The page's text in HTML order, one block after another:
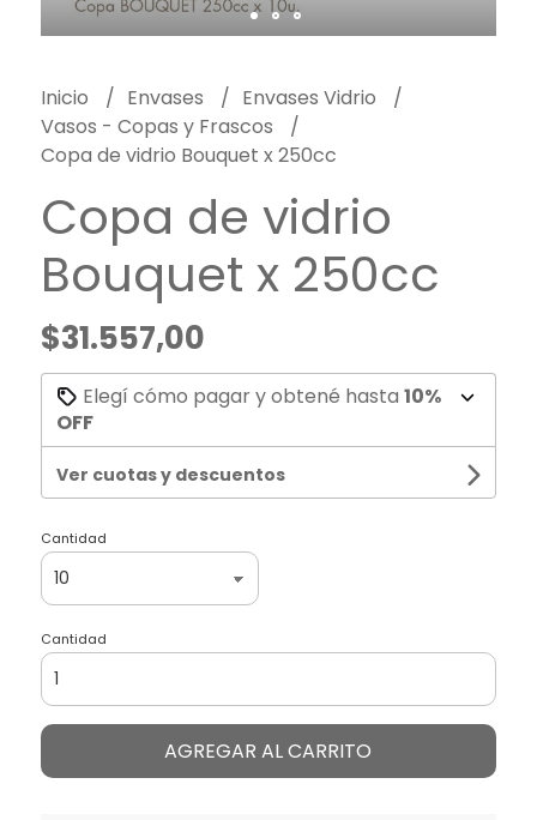
Inicio Envases
Envases Vidrio
Vasos - Copas y Frascos
Copa de vidrio Bouquet x 250cc
Copa de vidrio
Bouquet x 250cc
$31.557,00
Elegí cómo pagar y obtené hasta 10%
OFF
Ver cuotas y descuentos
Cantidad
Cantidad
AGREGAR AL CARRITO